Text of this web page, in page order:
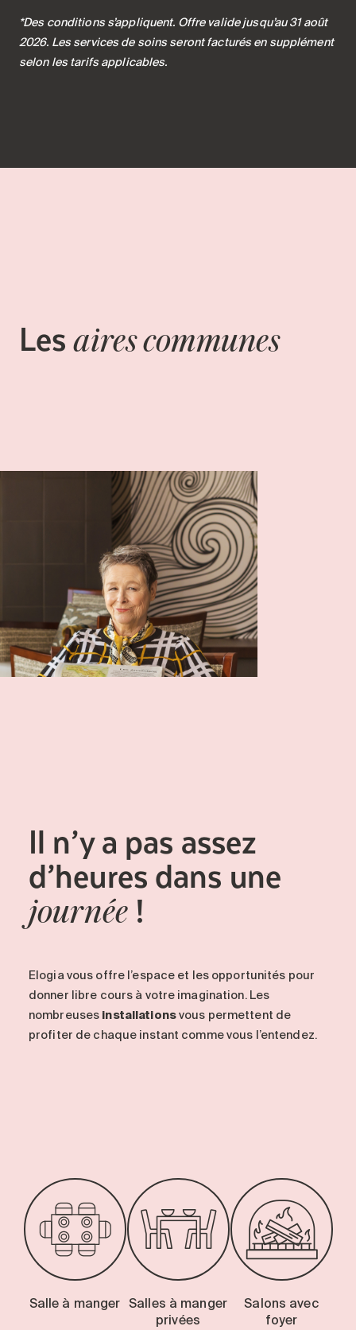
*Des conditions s’appliquent. Offre valide jusqu’au 31 août
2026. Les services de soins seront facturés en supplément
selon les tarifs applicables.
Lesaires communes
Il n’y a pas assez
d’heures dans une
journée!
Elogia vous offre l’espace et les opportunités pour
donner libre cours à votre imagination. Les
nombreuses installationsvous permettent de
profiter de chaque instant comme vous l’entendez.
Salle à manger
Salles à manger
privées
Salons avec
foyer